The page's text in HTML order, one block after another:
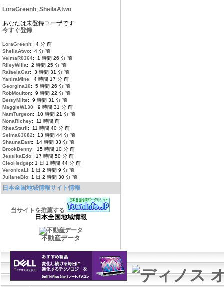
LoraGreenh, SheilaAtwo
あなたは未登録ユーザです
今すぐ登録
LoraGreenh: 4 分 前
SheilaAtwo: 4 分 前
VelmaR0364: 1 時間 26 分 前
RileyWilla: 2 時間 25 分 前
RafaelaGar: 3 時間 31 分 前
YaniraMine: 4 時間 17 分 前
Georgina10: 5 時間 26 分 前
RobMoulton: 9 時間 22 分 前
BetsyMilte: 9 時間 31 分 前
MaggieW130: 9 時間 31 分 前
NamTurgeon: 10 時間 21 分 前
NonaRichey: 11 時間 前
RheaStarli: 11 時間 40 分 前
Selma63682: 13 時間 44 分 前
ShaunaEast: 14 時間 33 分 前
BrookDenny: 15 時間 10 分 前
JessikaEdo: 17 時間 50 分 前
CleoHedgep: 1 日 1 時間 44 分 前
VeronicaLl: 1 日 2 時間 9 分 前
JulianeBlo: 1 日 2 時間 30 分 前
日本全国地域情報サイト情報
当サイトを推薦する
日本全国地域情報
不動産データ